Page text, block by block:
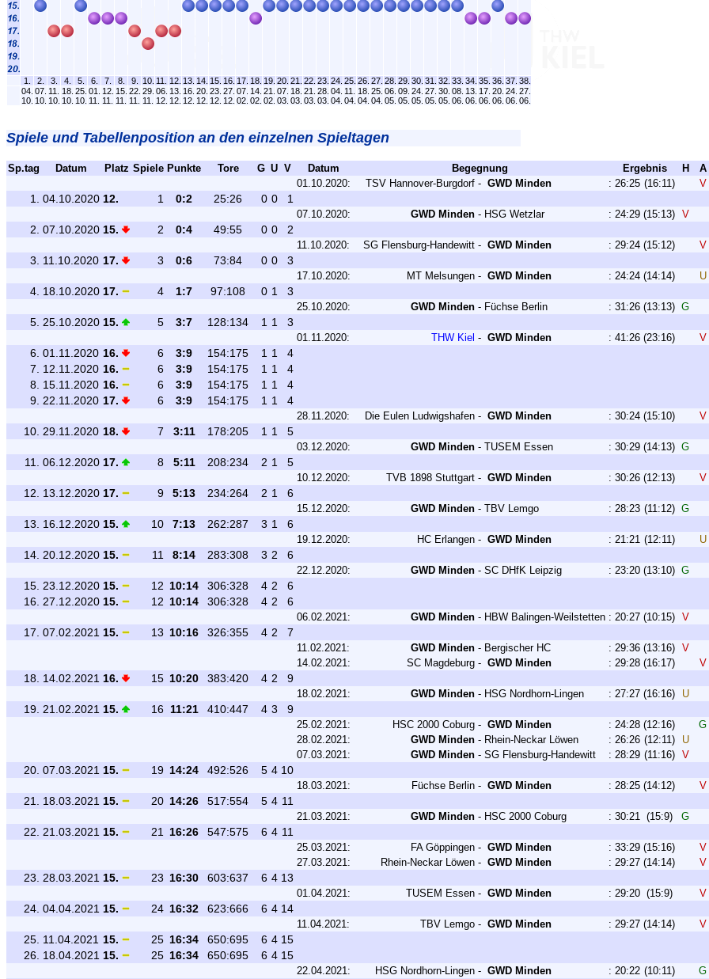
1. 2. 3. 4. 5. 6. 7. 8. 9. 10. 11. 12. 13. 14. 15. 16. 17. 18. 19. 20. 21. 22. 23. 24. 25. 26. 27. 28. 29. 30. 31. 32. 33. 34. 35. 36. 37. 38.
04.
10.
07.
10.
11.
10.
18.
10.
25.
10.
01.
11.
12.
11.
15.
11.
22.
11.
29.
11.
06.
12.
13.
12.
16.
12.
20.
12.
23.
12.
27.
12.
07.
02.
14.
02.
21.
02.
07.
03.
18.
03.
21.
03.
28.
03.
04.
04.
11.
04.
18.
04.
25.
04.
06.
05.
09.
05.
24.
05.
27.
05.
30.
05.
08.
06.
13.
06.
17.
06.
20.
06.
24.
06.
27.
06.
Spiele und Tabellenposition an den einzelnen Spieltagen
Sp.tag Datum Platz Spiele Punkte Tore G U V Datum Begegnung Ergebnis H
A
01.10.2020:
TSV Hannover-Burgdorf - GWD Minden : 26:25 (16:11) V
1. 04.10.2020 12. 1 0:2 25:26 0 0 1
07.10.2020: GWD Minden - HSG Wetzlar : 24:29 (15:13) V
2. 07.10.2020 15. 2 0:4 49:55 0 0 2
11.10.2020: SG Flensburg-Handewitt - GWD Minden : 29:24 (15:12) V
3. 11.10.2020 17. 3 0:6 73:84 0 0 3
17.10.2020: MT Melsungen - GWD Minden : 24:24 (14:14) U
4. 18.10.2020 17. 4 1:7 97:108 0 1 3
25.10.2020: GWD Minden - Füchse Berlin : 31:26 (13:13) G
5. 25.10.2020 15. 5 3:7 128:134 1 1 3
01.11.2020: THW Kiel - GWD Minden : 41:26 (23:16) V
6. 01.11.2020 16. 6 3:9 154:175 1 1
4
7.
12.11.2020 16. 6 3:9 154:175 1 1
4
8. 15.11.2020 16. 6 3:9 154:175 1 1
4
9. 22.11.2020 17. 6 3:9 154:175 1 1 4
28.11.2020: Die Eulen Ludwigshafen - GWD Minden : 30:24 (15:10) V
10. 29.11.2020 18. 7 3:11 178:205 1 1 5
03.12.2020: GWD Minden - TUSEM Essen : 30:29 (14:13) G
11. 06.12.2020 17. 8 5:11 208:234 2 1 5
10.12.2020: TVB 1898 Stuttgart - GWD Minden : 30:26 (12:13) V
12. 13.12.2020 17. 9 5:13 234:264 2 1 6
15.12.2020: GWD Minden - TBV Lemgo : 28:23 (11:12) G
13. 16.12.2020 15. 10 7:13 262:287 3 1 6
19.12.2020: HC Erlangen - GWD Minden : 21:21 (12:11) U
14. 20.12.2020 15. 11 8:14 283:308 3 2 6
22.12.2020: GWD Minden - SC DHfK Leipzig : 23:20 (13:10) G
15. 23.12.2020 15. 12 10:14 306:328 4 2
6
16. 27.12.2020 15. 12 10:14 306:328 4 2 6
06.02.2021: GWD Minden - HBW Balingen-Weilstetten : 20:27 (10:15) V
17. 07.02.2021 15. 13 10:16 326:355 4 2 7
11.02.2021: GWD Minden - Bergischer HC : 29:36 (13:16) V
14.02.2021:
SC Magdeburg - GWD Minden : 29:28 (16:17) V
18. 14.02.2021 16. 15 10:20 383:420 4 2 9
18.02.2021: GWD Minden - HSG Nordhorn-Lingen : 27:27 (16:16) U
19. 21.02.2021 15. 16 11:21 410:447 4 3 9
25.02.2021: HSC 2000 Coburg - GWD Minden : 24:28 (12:16)
G
28.02.2021:
GWD Minden - Rhein-Neckar Löwen : 26:26 (12:11)
U
07.03.2021:
GWD Minden - SG Flensburg-Handewitt : 28:29 (11:16) V
20. 07.03.2021 15. 19 14:24 492:526 5 4 10
18.03.2021: Füchse Berlin - GWD Minden : 28:25 (14:12) V
21. 18.03.2021 15. 20 14:26 517:554 5 4 11
21.03.2021: GWD Minden - HSC 2000 Coburg : 30:21 (15:9) G
22. 21.03.2021 15. 21 16:26 547:575 6 4 11
25.03.2021: FA Göppingen - GWD Minden : 33:29 (15:16)
V
27.03.2021:
Rhein-Neckar Löwen - GWD Minden : 29:27 (14:14) V
23. 28.03.2021 15. 23 16:30 603:637 6 4 13
01.04.2021: TUSEM Essen - GWD Minden : 29:20 (15:9) V
24. 04.04.2021 15. 24 16:32 623:666 6 4 14
11.04.2021: TBV Lemgo - GWD Minden : 29:27 (14:14) V
25. 11.04.2021 15. 25 16:34 650:695 6 4 15
26. 18.04.2021 15. 25 16:34 650:695 6 4 15
22.04.2021: HSG Nordhorn-Lingen - GWD Minden : 20:22 (10:11) G